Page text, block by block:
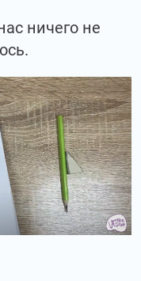
ничего не